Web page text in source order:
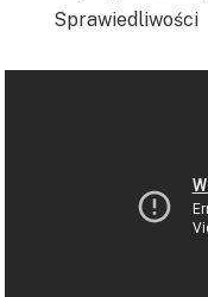
Sprawiedliwości